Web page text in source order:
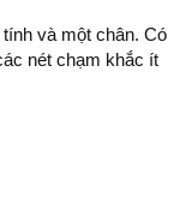
và một chân. Có
nét chạm khắc ít